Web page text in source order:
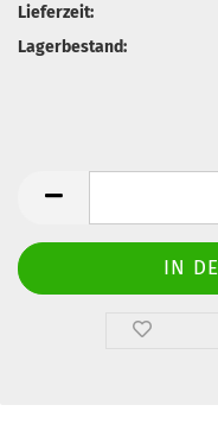
Lieferzeit:
Lagerbestand: